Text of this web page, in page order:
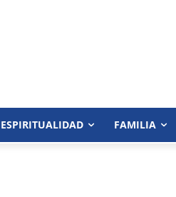
ESPIRITUALIDAD FAMILIA